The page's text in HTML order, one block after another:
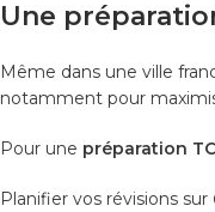
Une
Même dans une ville
notamment pour
Pour une préparation
Planifier vos révisions sur